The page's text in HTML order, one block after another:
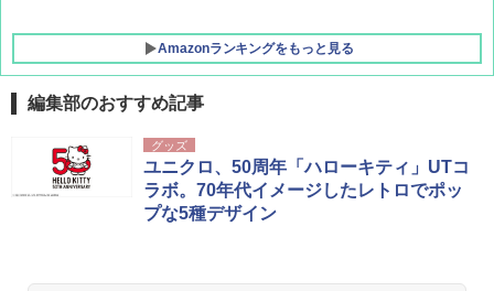
Amazonランキングをもっと見る
熊撃退スプレー 熊よけスプレー 熊スプレー
【日本企業販売】超強力クマ対策スプレー 30
0ml（連続噴射30秒）110ml（連続噴射15
秒）射程5～10m 安全ロック搭載 携帯収納袋
付き ヒグマ・イノシシ対策 自治体・教育機
編集部のおすすめ記事
グッズ
ユニクロ、50周年「ハローキティ」UTコ
ラボ。70年代イメージしたレトロでポッ
プな5種デザイン